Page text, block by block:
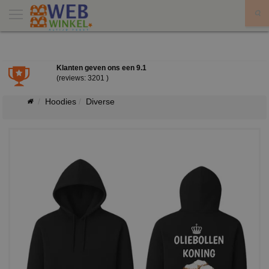
Klanten geven ons een 9.1
(reviews: 3201 )
Hoodies Diverse